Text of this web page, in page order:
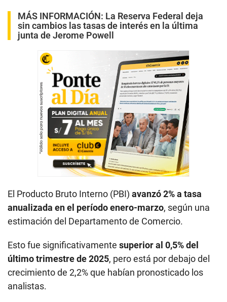
MÁS INFORMACIÓN: La Reserva Federal deja
sin cambios las tasas de interés en la última
junta de Jerome Powell
El Producto Bruto Interno (PBI) avanzó 2% a tasa
anualizada en el período enero-marzo, según una
estimación del Departamento de Comercio.
Esto fue significativamente superior al 0,5% del
último trimestre de 2025, pero está por debajo del
crecimiento de 2,2% que habían pronosticado los
analistas.